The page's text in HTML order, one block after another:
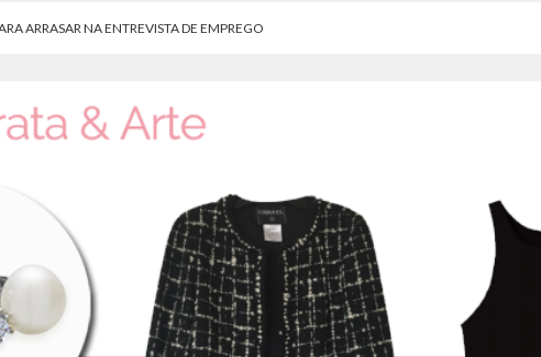
ARRASAR NA ENTREVISTA DE EMPREGO